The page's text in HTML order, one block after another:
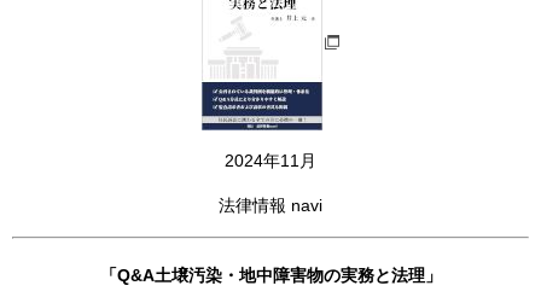
2024年11月
法律情報 navi
「Q&A土壌汚染・地中障害物の実務と法理」